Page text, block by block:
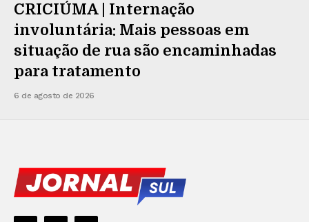
CRICIÚMA | Internação
involuntária: Mais pessoas em
situação de rua são encaminhadas
para tratamento
6 de agosto de 2026